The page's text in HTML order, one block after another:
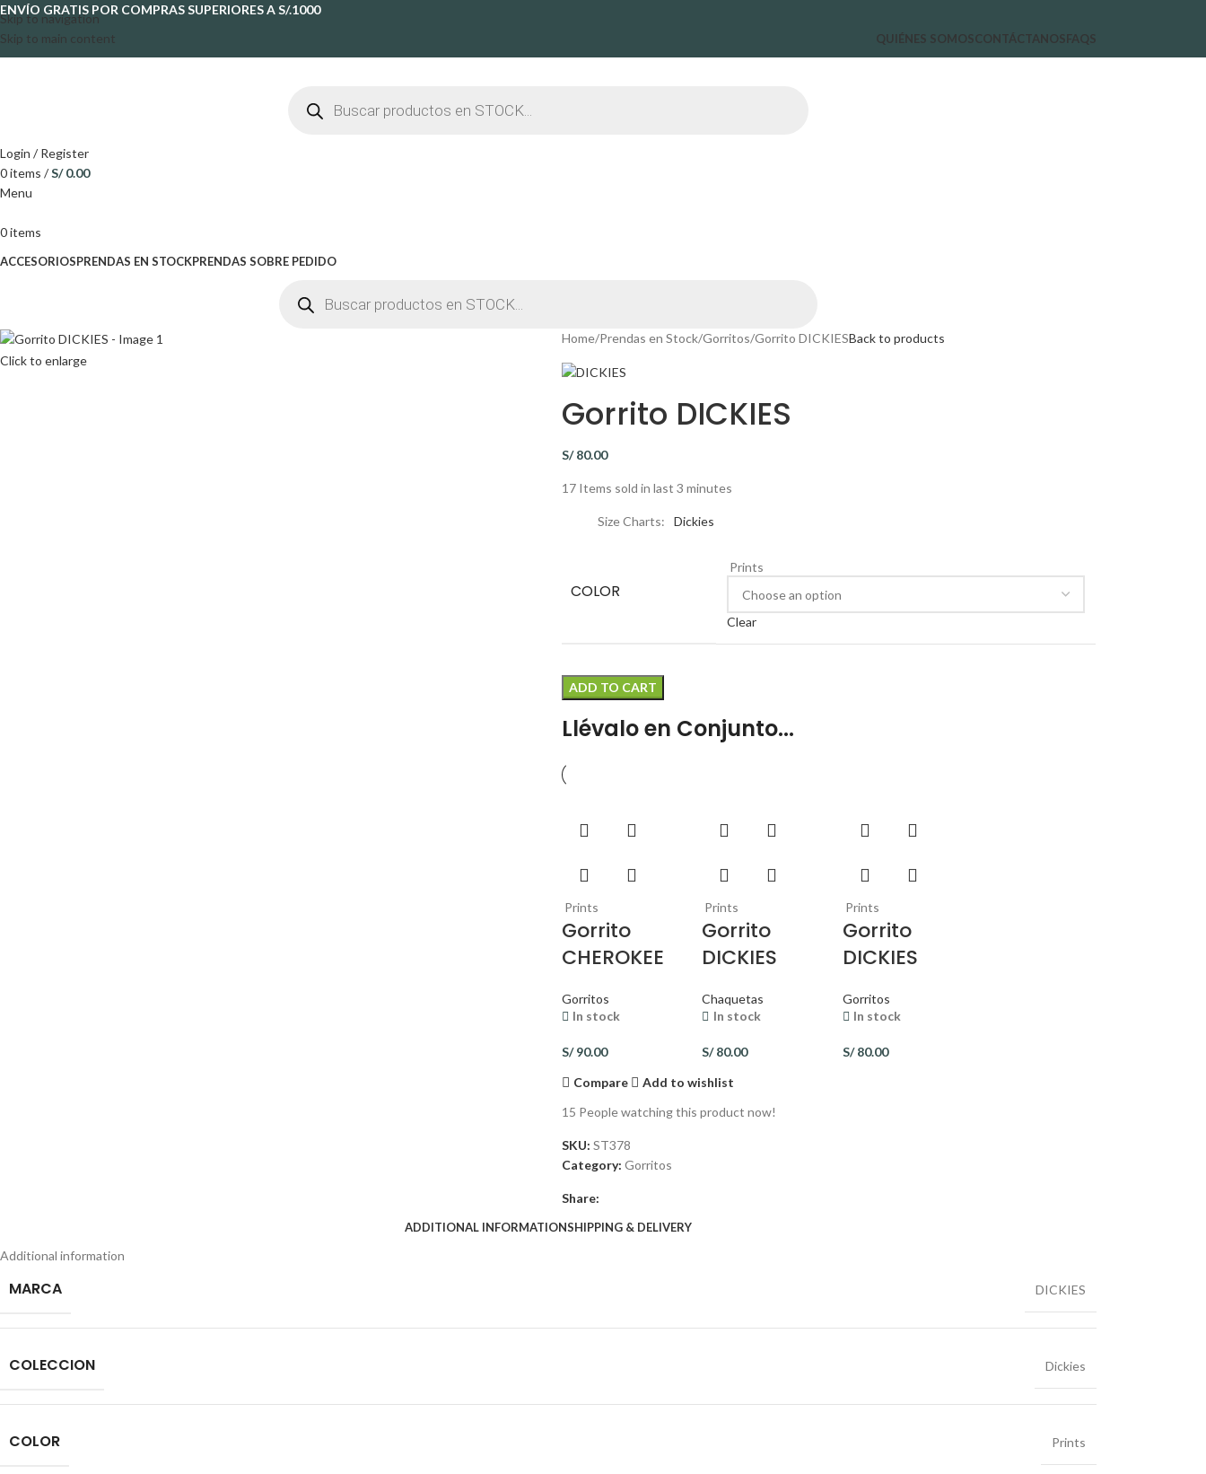
Skip to navigation
Skip to main content
ENVÍO GRATIS POR COMPRAS SUPERIORES A S/.1000
QUIÉNES SOMOSCONTÁCTANOSFAQS
Login / Register
0items /S/0.00
Menu
0items
ACCESORIOSPRENDAS EN STOCKPRENDAS SOBRE PEDIDO
Click to enlarge
Home Prendas en Stock Gorritos Gorrito DICKIESBack to products
Gorrito DICKIES
S/80.00
17 Items sold in last 3 minutes
Size Charts Dickies
COLOR
Prints
Clear
ADD TO CART
Llévalo en Conjunto...
Prints
Gorrito
CHEROKEE
Gorritos
In stock
S/90.00
Prints
Gorrito
DICKIES
Chaquetas
In stock
S/80.00
Prints
Gorrito
DICKIES
Gorritos
In stock
S/80.00
Compare
Add to wishlist
15 People watching this product now!
SKU: ST378
Category: Gorritos
Share:
ADDITIONAL INFORMATIONSHIPPING & DELIVERY
Additional information
MARCA DICKIES
COLECCION Dickies
COLOR Prints